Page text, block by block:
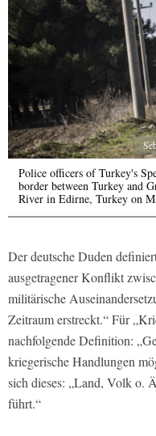
Police officers of Turkey's
border between Turkey and
River in Edirne, Turkey on
Der deutsche Duden
ausgetragener Konflikt
militärische
Zeitraum erstreckt.“ Für
nachfolgende Definition:
kriegerische Handlungen
sich dieses: „Land, Volk o.
führt.“